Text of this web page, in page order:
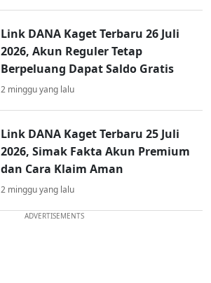
Link DANA Kaget Terbaru 26 Juli
2026, Akun Reguler Tetap
Berpeluang Dapat Saldo Gratis
2 minggu yang lalu
Link DANA Kaget Terbaru 25 Juli
2026, Simak Fakta Akun Premium
dan Cara Klaim Aman
2 minggu yang lalu
ADVERTISEMENTS